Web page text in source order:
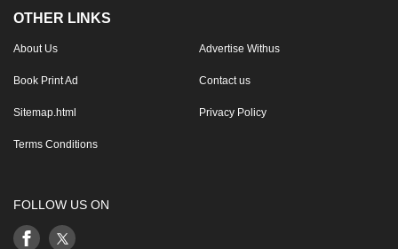
OTHER LINKS
About Us Advertise Withus
Book Print Ad Contact us
Sitemap.html Privacy Policy
Terms Conditions
FOLLOW US ON